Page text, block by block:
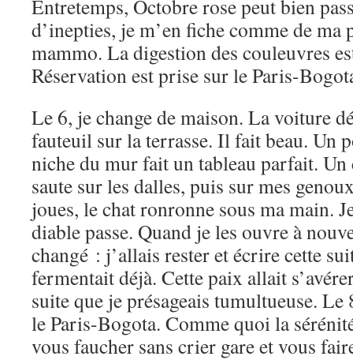
Entretemps, Octobre rose peut bien
d’inepties, je m’en fiche comme de
mammo. La digestion des couleuvres
Réservation est prise sur le Paris-
Le 6, je change de maison. La voiture
fauteuil sur la terrasse. Il fait beau. Un
niche du mur fait un tableau parfait.
saute sur les dalles, puis sur mes
joues, le chat ronronne sous ma main.
diable passe. Quand je les ouvre à
changé : j’allais rester et écrire cette
fermentait déjà. Cette paix allait
suite que je présageais tumultueuse. Le
le Paris-Bogota. Comme quoi la
vous faucher sans crier gare et vous